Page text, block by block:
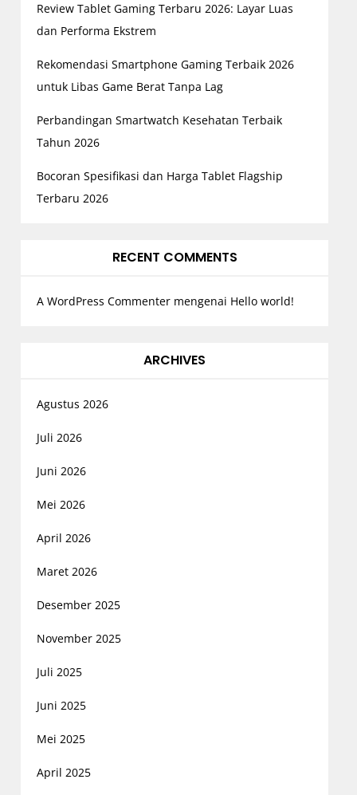
Review Tablet Gaming Terbaru 2026: Layar Luas
dan Performa Ekstrem
Rekomendasi Smartphone Gaming Terbaik 2026
untuk Libas Game Berat Tanpa Lag
Perbandingan Smartwatch Kesehatan Terbaik
Tahun 2026
Bocoran Spesifikasi dan Harga Tablet Flagship
Terbaru 2026
RECENT COMMENTS
A WordPress Commentermengenai Hello world!
ARCHIVES
Agustus 2026
Juli 2026
Juni 2026
Mei 2026
April 2026
Maret 2026
Desember 2025
November 2025
Juli 2025
Juni 2025
Mei 2025
April 2025